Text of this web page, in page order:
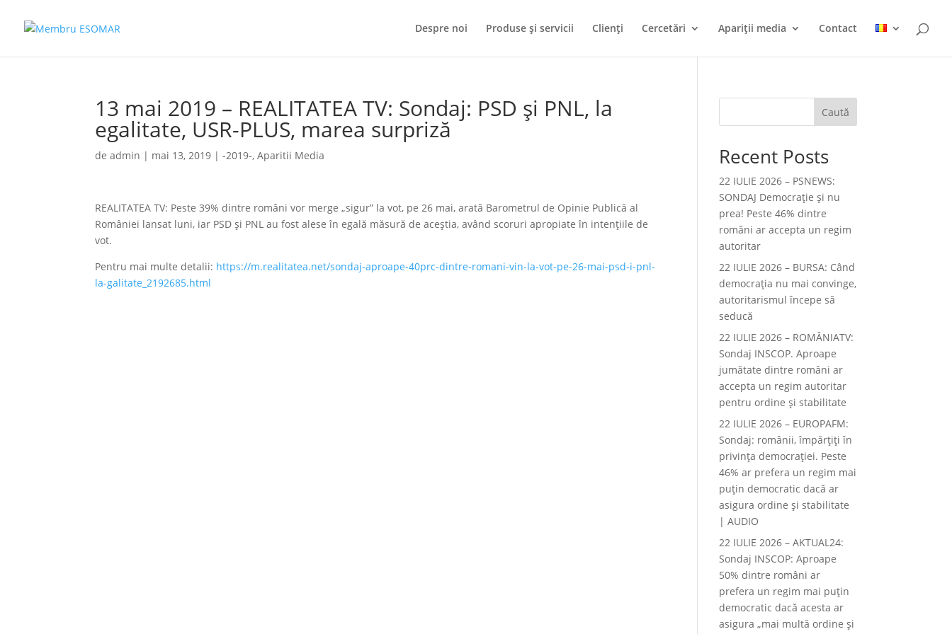
Despre noi Produse și servicii Clienți Cercetări Apariții media Contact
13 mai 2019 – REALITATEA TV: Sondaj: PSD și PNL, la
egalitate, USR-PLUS, marea surpriză
deadmin | mai 13, 2019 |-2019-,Aparitii Media
REALITATEA TV: Peste 39% dintre români vor merge „sigur” la vot, pe 26 mai, arată Barometrul de Opinie Publică al
României lansat luni, iar PSD şi PNL au fost alese în egală măsură de aceştia, având scoruri apropiate în intenţiile de
vot.
Pentru mai multe detalii: https://m.realitatea.net/sondaj-aproape-40prc-dintre-romani-vin-la-vot-pe-26-mai-psd-i-pnl-
la-galitate_2192685.html
Caută
Recent Posts
22 IULIE 2026 – PSNEWS:
SONDAJ Democrație și nu
prea! Peste 46% dintre
români ar accepta un regim
autoritar
22 IULIE 2026 – BURSA: Când
democraţia nu mai convinge,
autoritarismul începe să
seducă
22 IULIE 2026 – ROMÂNIATV:
Sondaj INSCOP. Aproape
jumătate dintre români ar
accepta un regim autoritar
pentru ordine și stabilitate
22 IULIE 2026 – EUROPAFM:
Sondaj: românii, împărțiți în
privința democrației. Peste
46% ar prefera un regim mai
puțin democratic dacă ar
asigura ordine și stabilitate
| AUDIO
22 IULIE 2026 – AKTUAL24:
Sondaj INSCOP: Aproape
50% dintre români ar
prefera un regim mai puțin
democratic dacă acesta ar
asigura „mai multă ordine și